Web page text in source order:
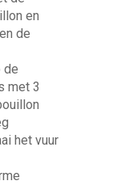
en
de
de
met 3
het vuur